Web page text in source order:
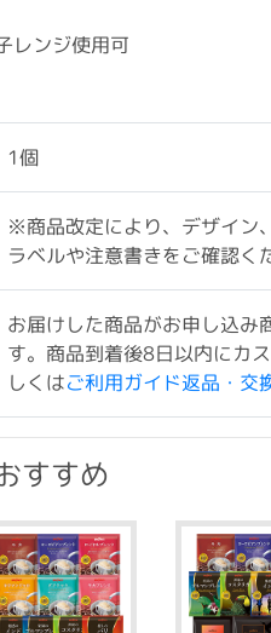
レンジ使用可
1個
※商品改定により、デザイン
ラベルや注意書きをご確認く
お届けした商品がお申し込み
す。商品到着後8日以内にカ
しくはご利用ガイド返品・交
すすめ